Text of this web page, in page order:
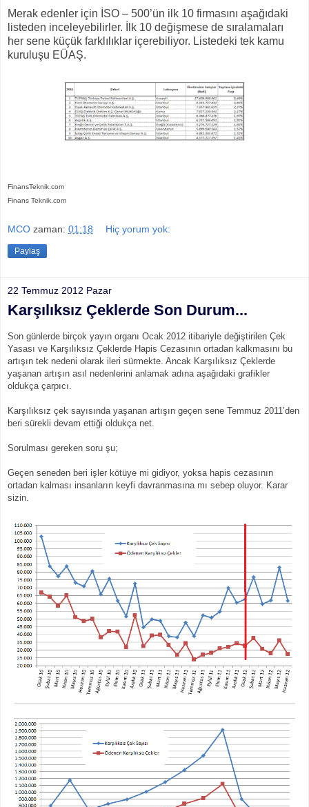
Merak edenler için İSO – 500’ün ilk 10 firmasını aşağıdaki
listeden inceleyebilirler. İlk 10 değişmese de sıralamaları
her sene küçük farklılıklar içerebiliyor. Listedeki tek kamu
kuruluşu EÜAŞ.
FinansTeknik.com
Finans Teknik.com
MCO zaman: 01:18 Hiç yorum yok:
Paylaş
22 Temmuz 2012 Pazar
Karşılıksız Çeklerde Son Durum...
Son günlerde birçok yayın organı Ocak 2012 itibariyle değiştirilen Çek
Yasası ve Karşılıksız Çeklerde Hapis Cezasının ortadan kalkmasını bu
artışın tek nedeni olarak ileri sürmekte. Ancak Karşılıksız Çeklerde
yaşanan artışın asıl nedenlerini anlamak adına aşağıdaki grafikler
oldukça çarpıcı.
Karşılıksız çek sayısında yaşanan artışın geçen sene Temmuz 2011’den
beri sürekli devam ettiği oldukça net.
Sorulması gereken soru şu;
Geçen seneden beri işler kötüye mi gidiyor, yoksa hapis cezasının
ortadan kalması insanların keyfi davranmasına mı sebep oluyor. Karar
sizin.